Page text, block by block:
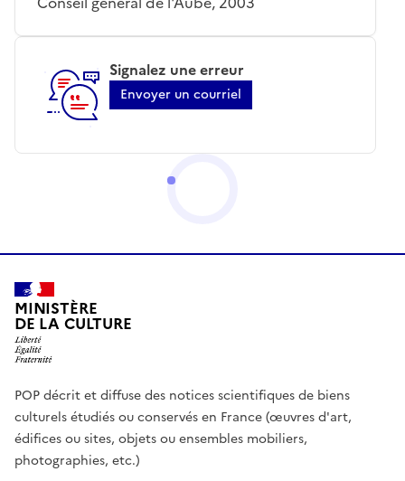
Signalez une erreur
Envoyer un courriel
MINISTÈRE
DE LA CULTURE
POP décrit et diffuse des notices scientifiques de biens
culturels étudiés ou conservés en France (œuvres d'art,
édifices ou sites, objets ou ensembles mobiliers,
photographies, etc.)